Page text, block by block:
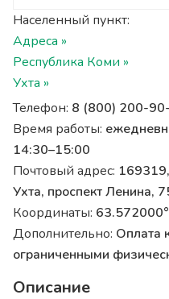
Населенный пункт:
Адреса »
Республика Коми »
Ухта »
Телефон: 8 (800) 200-
Время работы:
14:30–15:00
Почтовый адрес:
Ухта, проспект Ленина,
Координаты:
Дополнительно: Оплата
ограниченными
Описание